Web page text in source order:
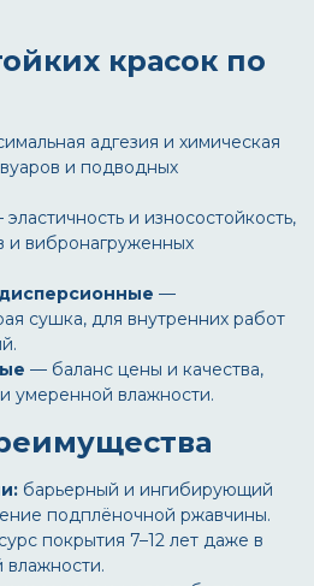
красок по
адгезия и химическая
и подводных
и износостойкость,
и вибронагруженных
—
сушка, для внутренних работ
— баланс цены и качества,
умеренной влажности.
барьерный и ингибирующий
подплёночной ржавчины.
покрытия 7–12 лет даже в
влажности.